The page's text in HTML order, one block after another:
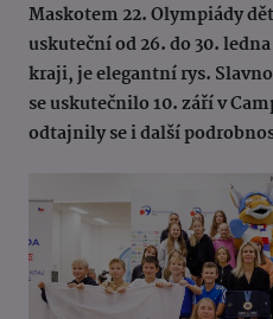
Maskotem 22. Olympiády
uskuteční od 26. do 30.
kraji, je elegantní rys.
se uskutečnilo 10. září v
odtajnily se i další